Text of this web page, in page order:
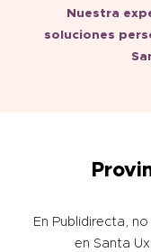
Nuestra
soluciones
En Publidirecta,
en Santa